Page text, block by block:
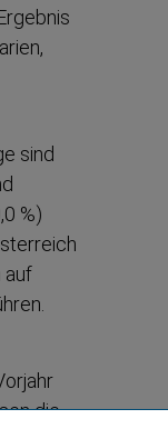
sind
%)
auf
die